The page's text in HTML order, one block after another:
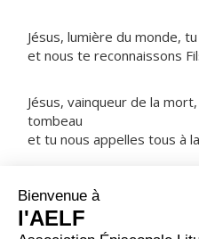
Jésus, lumière du monde,
et nous te reconnaissons
Jésus, vainqueur de la
tombeau
et tu nous appelles tous à
NOTRE PÈRE